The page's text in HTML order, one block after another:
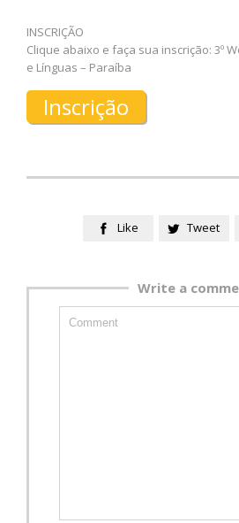
INSCRIÇÃO
Clique abaixo e faça sua inscrição: 3º
e Línguas – Paraíba
Inscrição
 Like  Tweet
Write a